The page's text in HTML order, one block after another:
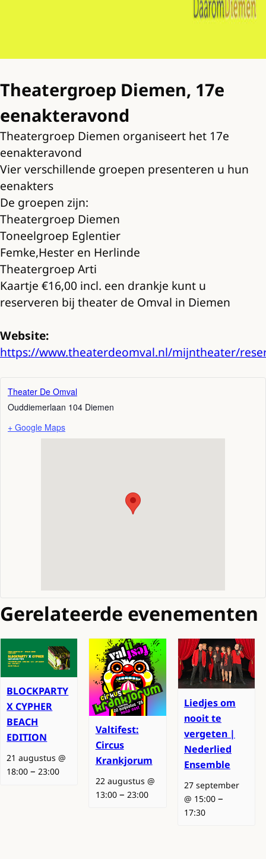
Theatergroep Diemen, 17e
eenakteravond
Theatergroep Diemen organiseert het 17e
eenakteravond
Vier verschillende groepen presenteren u hun
eenakters
De groepen zijn:
Theatergroep Diemen
Toneelgroep Eglentier
Femke,Hester en Herlinde
Theatergroep Arti
Kaartje €16,00 incl. een drankje kunt u
reserveren bij theater de Omval in Diemen
Website:
https://www.theaterdeomval.nl/mijntheater/
Theater De Omval
Ouddiemerlaan 104 Diemen
+ Google Maps
Gerelateerde evenementen
BLOCKPARTY
X CYPHER
BEACH
EDITION
21 augustus @
18:00 –23:00
Valtifest:
Circus
Krankjorum
22 augustus @
13:00– 23:00
Liedjes om
nooit te
vergeten |
Nederlied
Ensemble
27 september
@ 15:00–
17:30